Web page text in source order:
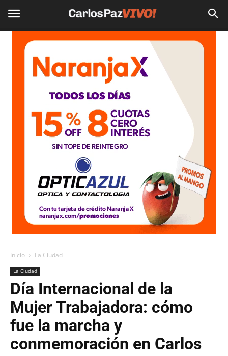
Inicio La Ciudad
La Ciudad
Día Internacional de la
Mujer Trabajadora: cómo
fue la marcha y
conmemoración en Carlos